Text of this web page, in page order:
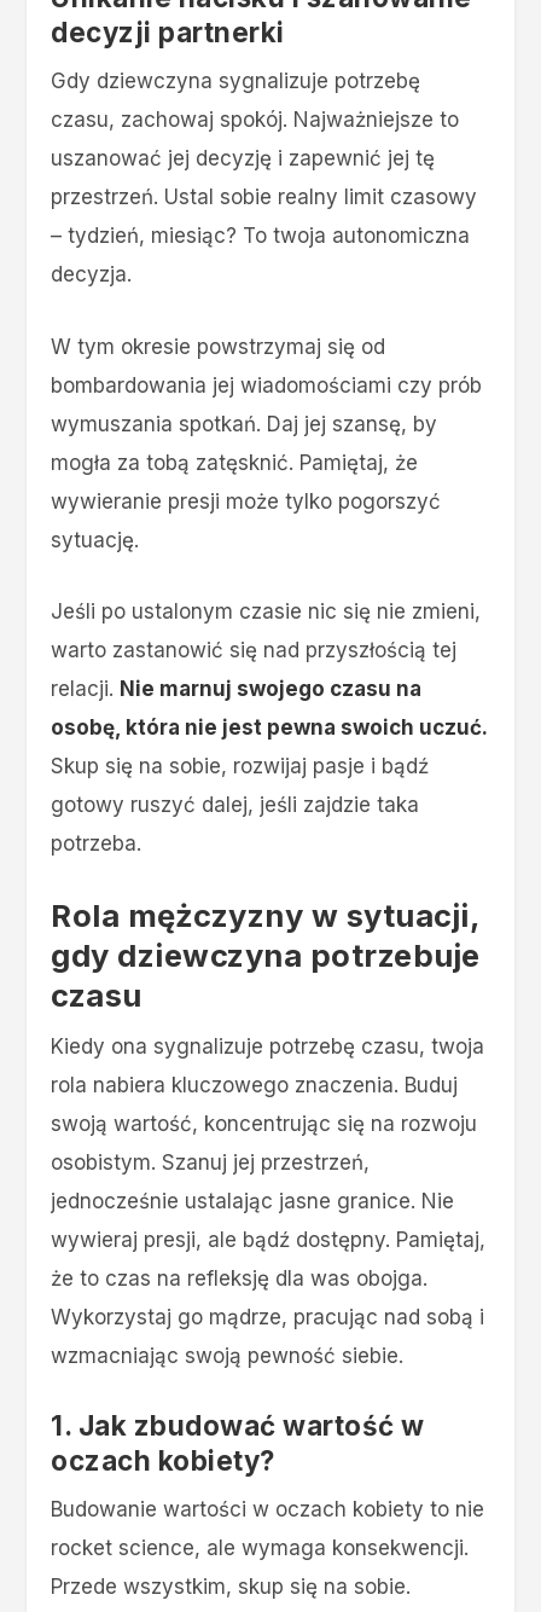
decyzji partnerki
Gdy dziewczyna sygnalizuje potrzebę
czasu, zachowaj spokój. Najważniejsze to
uszanować jej decyzję i zapewnić jej tę
przestrzeń. Ustal sobie realny limit czasowy
– tydzień, miesiąc? To twoja autonomiczna
decyzja.
W tym okresie powstrzymaj się od
bombardowania jej wiadomościami czy prób
wymuszania spotkań. Daj jej szansę, by
mogła za tobą zatęsknić. Pamiętaj, że
wywieranie presji może tylko pogorszyć
sytuację.
Jeśli po ustalonym czasie nic się nie zmieni,
warto zastanowić się nad przyszłością tej
relacji. Nie marnuj swojego czasu na
osobę, która nie jest pewna swoich uczuć.
Skup się na sobie, rozwijaj pasje i bądź
gotowy ruszyć dalej, jeśli zajdzie taka
potrzeba.
Rola mężczyzny w sytuacji,
gdy dziewczyna potrzebuje
czasu
Kiedy ona sygnalizuje potrzebę czasu, twoja
rola nabiera kluczowego znaczenia. Buduj
swoją wartość, koncentrując się na rozwoju
osobistym. Szanuj jej przestrzeń,
jednocześnie ustalając jasne granice. Nie
wywieraj presji, ale bądź dostępny. Pamiętaj,
że to czas na refleksję dla was obojga.
Wykorzystaj go mądrze, pracując nad sobą i
wzmacniając swoją pewność siebie.
1. Jak zbudować wartość w
oczach kobiety?
Budowanie wartości w oczach kobiety to nie
rocket science, ale wymaga konsekwencji.
Przede wszystkim, skup się na sobie.